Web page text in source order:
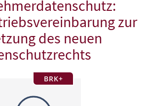
zur
des neuen
BRK+